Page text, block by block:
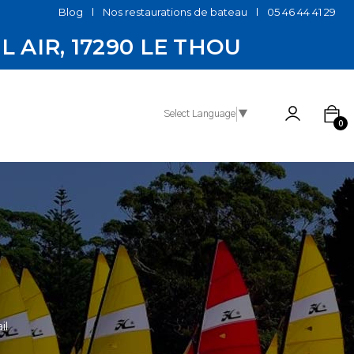
Blog Nos restaurations de bateau 05 46 44 41 29
AIR, 17290 LE THOU
Select Language ▼
0